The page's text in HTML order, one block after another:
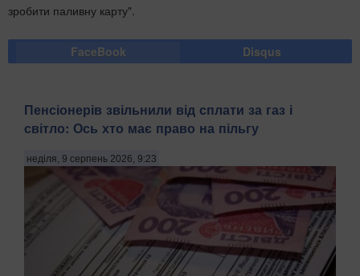
зробити паливну карту".
FaceBook Disqus
Пенсіонерів звільнили від сплати за газ і
світло: Ось хто має право на пільгу
неділя, 9 серпень 2026, 9:23